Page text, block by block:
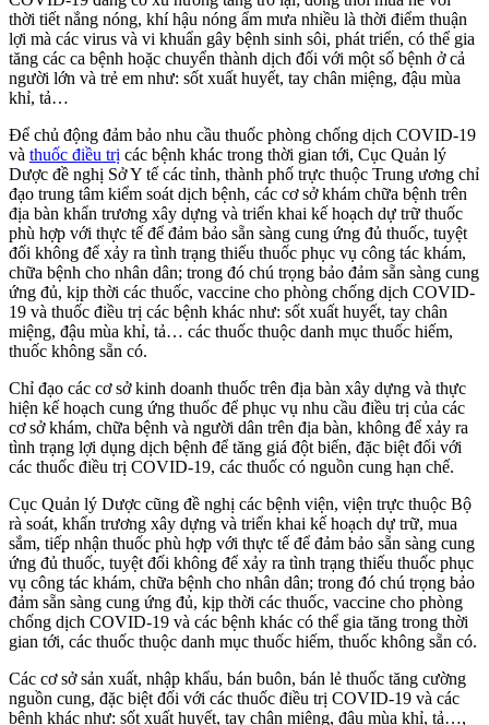
thời tiết nắng nóng, khí hậu nóng ẩm mưa nhiều là thời điểm thuận
lợi mà các virus và vi khuẩn gây bệnh sinh sôi, phát triển, có thể gia
tăng các ca bệnh hoặc chuyển thành dịch đối với một số bệnh ở cả
người lớn và trẻ em như: sốt xuất huyết, tay chân miệng, đậu mùa
khỉ, tả…
Để chủ động đảm bảo nhu cầu thuốc phòng chống dịch COVID-19
và thuốc điều trị các bệnh khác trong thời gian tới, Cục Quản lý
Dược đề nghị Sở Y tế các tỉnh, thành phố trực thuộc Trung ương chỉ
đạo trung tâm kiểm soát dịch bệnh, các cơ sở khám chữa bệnh trên
địa bàn khẩn trương xây dựng và triển khai kế hoạch dự trữ thuốc
phù hợp với thực tế để đảm bảo sẵn sàng cung ứng đủ thuốc, tuyệt
đối không để xảy ra tình trạng thiếu thuốc phục vụ công tác khám,
chữa bệnh cho nhân dân; trong đó chú trọng bảo đảm sẵn sàng cung
ứng đủ, kịp thời các thuốc, vaccine cho phòng chống dịch COVID-
19 và thuốc điều trị các bệnh khác như: sốt xuất huyết, tay chân
miệng, đậu mùa khỉ, tả… các thuốc thuộc danh mục thuốc hiếm,
thuốc không sẵn có.
Chỉ đạo các cơ sở kinh doanh thuốc trên địa bàn xây dựng và thực
hiện kế hoạch cung ứng thuốc để phục vụ nhu cầu điều trị của các
cơ sở khám, chữa bệnh và người dân trên địa bàn, không để xảy ra
tình trạng lợi dụng dịch bệnh để tăng giá đột biến, đặc biệt đối với
các thuốc điều trị COVID-19, các thuốc có nguồn cung hạn chế.
Cục Quản lý Dược cũng đề nghị các bệnh viện, viện trực thuộc Bộ
rà soát, khẩn trương xây dựng và triển khai kế hoạch dự trữ, mua
sắm, tiếp nhận thuốc phù hợp với thực tế để đảm bảo sẵn sàng cung
ứng đủ thuốc, tuyệt đối không để xảy ra tình trạng thiếu thuốc phục
vụ công tác khám, chữa bệnh cho nhân dân; trong đó chú trọng bảo
đảm sẵn sàng cung ứng đủ, kịp thời các thuốc, vaccine cho phòng
chống dịch COVID-19 và các bệnh khác có thể gia tăng trong thời
gian tới, các thuốc thuộc danh mục thuốc hiếm, thuốc không sẵn có.
Các cơ sở sản xuất, nhập khẩu, bán buôn, bán lẻ thuốc tăng cường
nguồn cung, đặc biệt đối với các thuốc điều trị COVID-19 và các
bệnh khác như: sốt xuất huyết, tay chân miệng, đậu mùa khỉ, tả…,